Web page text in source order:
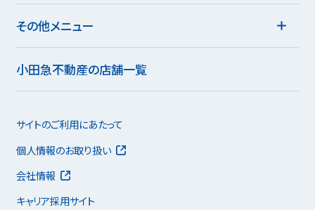
その他メニュー
小田急不動産の店舗一覧
サイトのご利用にあたって
個人情報のお取り扱い
会社情報
キャリア採用サイト